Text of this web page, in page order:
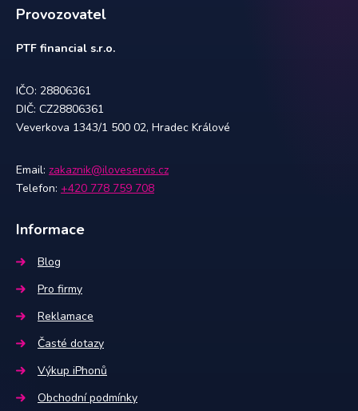
Provozovatel
PTF financial s.r.o.
IČO: 28806361
DIČ: CZ28806361
Veverkova 1343/1 500 02, Hradec Králové
Email: zakaznik@iloveservis.cz
Telefon: +420 778 759 708
Informace
Blog
Pro firmy
Reklamace
Časté dotazy
Výkup iPhonů
Obchodní podmínky